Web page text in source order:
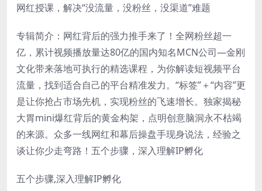
网红授课，解决“没流量，没粉丝，没渠道”难题
专辑简介：网红背后的强力推手来了！全网粉丝超一
亿，累计视频播放量达80亿的国内知名MCN公司—金刚
文化带来落地可执行的精选课程，为你解读短视频平台
流量，找到适合自己的平台精准发力。“标签”＋“内容”更
是让你抢占市场先机，实现粉丝的飞速增长。独家揭秘
大胃mini爆红背后的黄金构架，点明创意脑洞永不枯竭
的来源。众多一线网红和幕后操盘手现身说法，经验之
谈让你少走弯路！五个步骤，深入理解IP孵化
五个步骤,深入理解IP孵化